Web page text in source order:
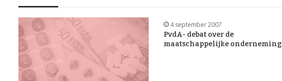
4 september 2007
PvdA- debat over de
maatschappelijke onderneming